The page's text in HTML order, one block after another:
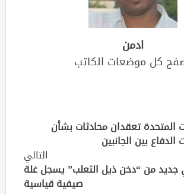
ادمن
كل موضعات الكاتب
المتحدة تعقدان محادثات بشأن
بين الجانبين
التالي
من “دخن ذيل الثعلب” يسجل غلة
صيفية قياسية